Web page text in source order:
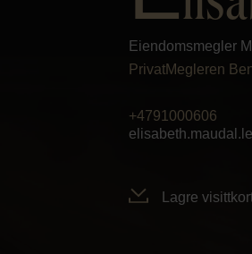
Eiendomsmegler
PrivatMegleren
+4791000606
Lagre